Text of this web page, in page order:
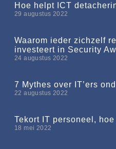
Hoe helpt ICT
29 augustus 2022
Waarom ieder zichzelf
investeert in Security
24 augustus 2022
7 Mythes over IT’ers
22 augustus 2022
Tekort IT personeel,
18 mei 2022